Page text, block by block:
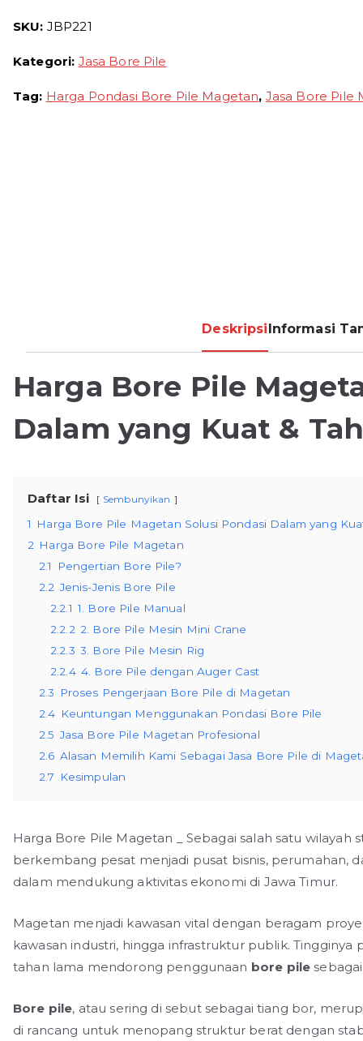
Per
Pertitik
SKU: JBP221
Kategori: Jasa Bore Pile
Tag: Harga Pondasi Bore Pile Magetan, Jasa Bore Pile
Deskripsi Informasi
Harga Bore Pile
Dalam yang Kuat &
Daftar Isi Sembunyikan
1
Harga Bore Pile Magetan Solusi Pondasi Dalam yang
2 Harga Bore Pile Magetan
2.1
Pengertian Bore Pile?
2.2 Jenis-Jenis Bore Pile
2.2.1 1. Bore Pile Manual
2.2.2 2. Bore Pile Mesin Mini Crane
2.2.3 3. Bore Pile Mesin Rig
2.2.4 4. Bore Pile dengan Auger Cast
2.3
Proses Pengerjaan Bore Pile di Magetan
2.4 Keuntungan Menggunakan Pondasi Bore Pile
2.5 Jasa Bore Pile Magetan Profesional
2.6 Alasan Memilih Kami Sebagai Jasa Bore Pile di
2.7
Kesimpulan
Harga Bore Pile Magetan _ Sebagai salah satu wilayah
berkembang pesat menjadi pusat bisnis, perumahan,
dalam mendukung aktivitas ekonomi di Jawa Timur.
Magetan menjadi kawasan vital dengan beragam
kawasan industri, hingga infrastruktur publik.
tahan lama mendorong penggunaan bore pile
Bore pile, atau sering di sebut sebagai tiang bor,
di rancang untuk menopang struktur berat dengan